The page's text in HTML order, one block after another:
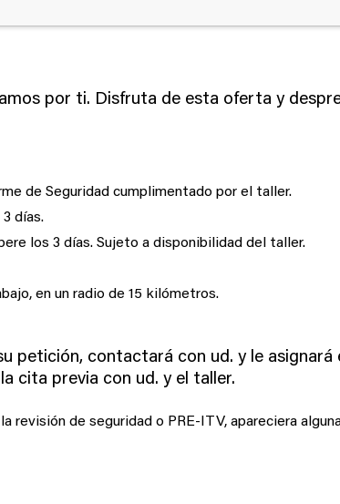
por ti. Disfruta de esta oferta y
de Seguridad cumplimentado por el taller.
días.
los 3 días. Sujeto a disponibilidad del taller.
en un radio de 15 kilómetros.
petición, contactará con ud. y le asignará
cita previa con ud. y el taller.
revisión de seguridad o PRE-ITV, apareciera